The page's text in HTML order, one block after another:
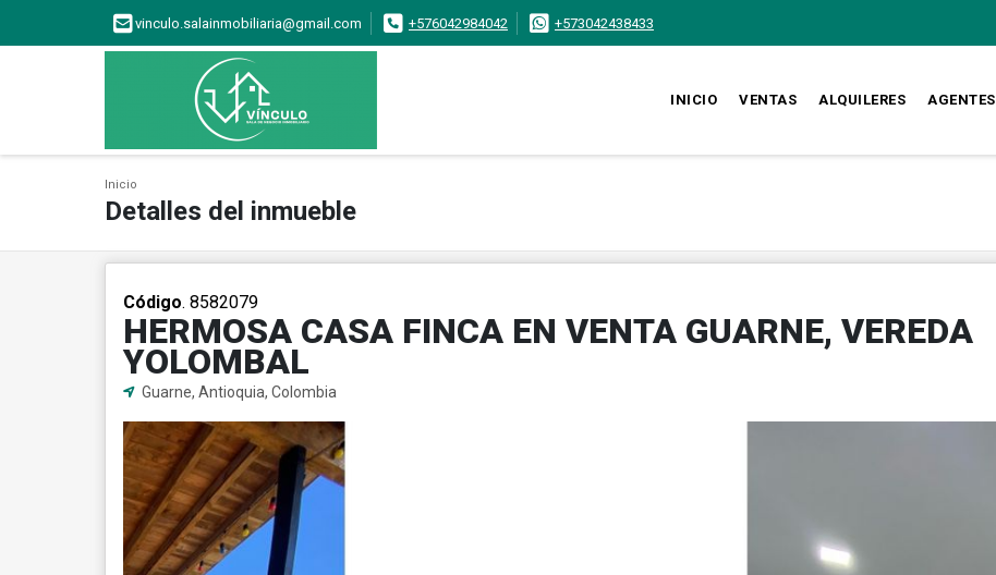
vinculo.salainmobiliaria@gmail.com +576042984042 +573042438433
INICIO VENTAS ALQUILERES AGENTES
Inicio
Detalles del inmueble
Código. 8582079
HERMOSA CASA FINCA EN VENTA GUARNE, VEREDA
YOLOMBAL
Guarne, Antioquia, Colombia